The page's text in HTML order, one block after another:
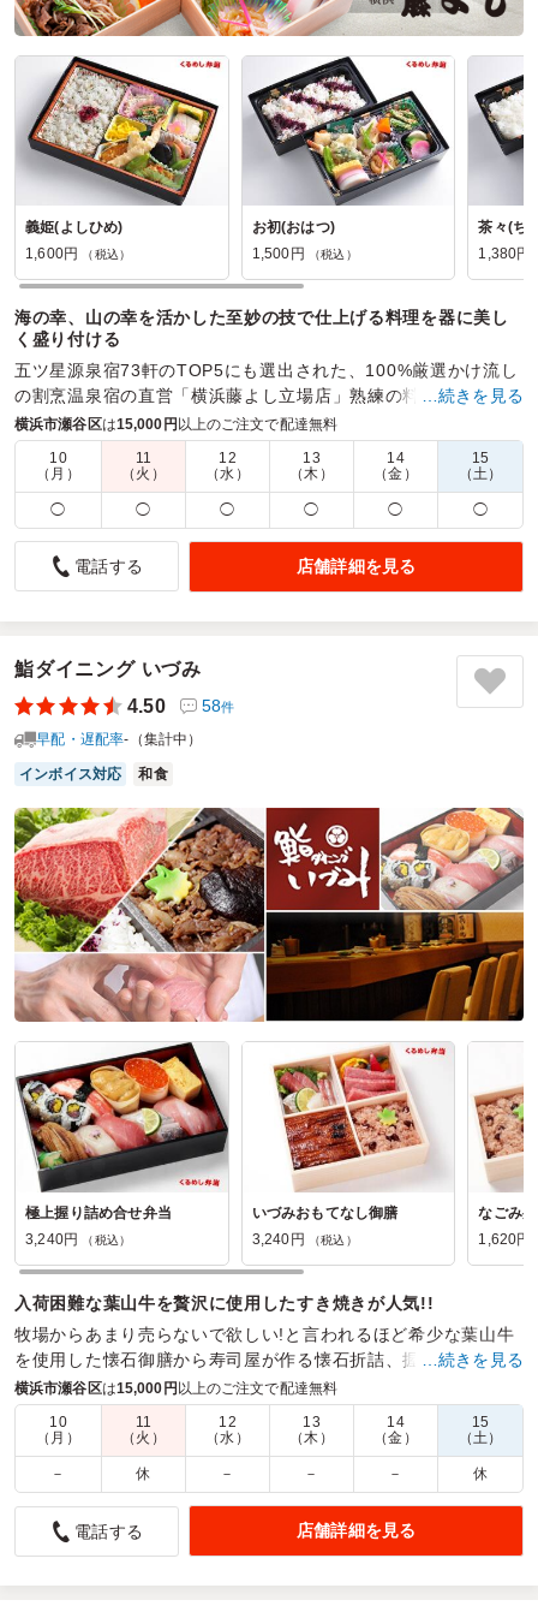
義姫(よしひめ)
1,600円
（税込）
お初(おはつ)
1,500円
（税込）
茶々(ち
1,380円
海の幸、山の幸を活かした至妙の技で仕上げる料理を器に美し
く盛り付ける
五ツ星源泉宿73軒のTOP5にも選出された、100%厳選かけ流し
の割烹温泉宿の直営「横浜藤よし立場店」熟練の料理人が織り
なす四季山海の料理をお楽しみください。
商品数： 締切日時： 1日前18:00 価格帯：
1,380円～3,440円
配達時間：
9:30～18:00
見た目の豪華さもあった
5.0
たです。
お茶も付いていましたので、注文した以外にこちらで準備す
る事無く手間がかかりませんでした。
配達時間も予定通りで良かったと思います。
次回また機会があればお願いしたいと思います。
ご利用シーン：法事・お葬式›
法事
参加者の年齢：40代～50代男女比：女性多め
神奈川県横浜市瀬谷区阿久和南2025/02/24
横浜藤よしの口コミをもっと見る
…続きを見る
横浜市瀬谷区は15,000円以上のご注文で配達無料
10
（月）
11
（火）
12
（水）
13
（木）
14
（金）
15
（土）
◯ ◯ ◯ ◯ ◯ ◯
電話する 店舗詳細を見る
鮨ダイニング いづみ
4.50
58件
早配・遅配率-（集計中）
インボイス対応 和食
極上握り詰め合せ弁当
3,240円
（税込）
いづみおもてなし御膳
3,240円
（税込）
なごみ
1,620円
入荷困難な葉山牛を贅沢に使用したすき焼きが人気!!
牧場からあまり売らないで欲しい!と言われるほど希少な葉山牛
を使用した懐石御膳から寿司屋が作る懐石折詰、握り寿司など
お客様のご要望に応える幅広いラインナップがウリです☆
商品数： 締切日時： 2日前17:00 価格帯：
1,620円～3,240円
配達時間：
11:00～18:00
取引先顧客のお気にいり
4.0
…続きを見る
横浜市瀬谷区は15,000円 以上のご注文で配達無料
10
（月）
11
（火）
12
（水）
13
（木）
14
（金）
15
（土）
－ 休 － － － 休
電話する 店舗詳細を見る